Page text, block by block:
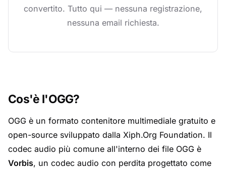
convertito. Tutto qui — nessuna registrazione,
nessuna email richiesta.
Cos'è l'OGG?
OGG è un formato contenitore multimediale gratuito e
open-source sviluppato dalla Xiph.Org Foundation. Il
codec audio più comune all'interno dei file OGG è
Vorbis, un codec audio con perdita progettato come